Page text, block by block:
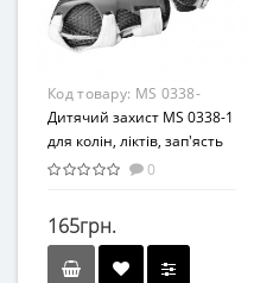
Код товару: MS 0338-
1(Blue)
Дитячий захист MS 0338-1
для колін, ліктів, зап'ясть
(Блакитний) 0
165грн.